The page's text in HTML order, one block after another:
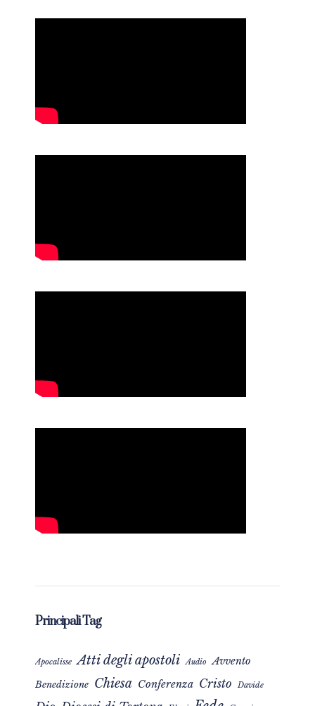
Principali Tag
Apocalisse Atti degli apostoli Audio Avvento
Benedizione Chiesa Conferenza Cristo Davide